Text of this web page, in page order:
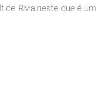
de Rivia neste que é um